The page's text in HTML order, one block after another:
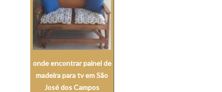
onde encontrar painel de
madeira para tv em São
José dos Campos